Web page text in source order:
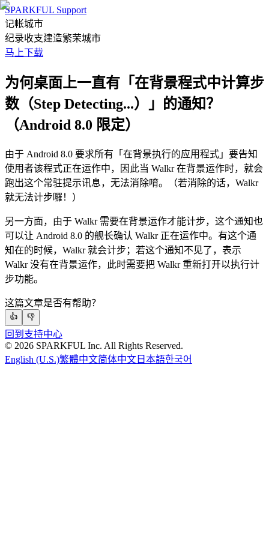
SPARKFUL Support
记帐城市
纪录收支建造繁荣城市
马上下载
为何桌面上一直有「在背景程式中计算步
数（Step Detecting...）」的通知？
（Android 8.0 限定）
由于 Android 8.0 要求所有「在背景执行的应用程式」要告知
使用者该程式正在运作中，因此当 Walkr 在背景运作时，就会
跑出这个常驻提示讯息，无法消除唷。（若消除的话，Walkr
就无法计步囉！）
另一方面，由于 Walkr 需要在背景运作才能计步，这个通知也
可以让 Android 8.0 的舰长确认 Walkr 正在运作中。有这个通
知在的时候，Walkr 就会计步；若这个通知不见了，表示
Walkr 没有在背景运作，此时需要把 Walkr 重新打开以执行计
步功能。
这篇文章是否有帮助？
👍 👎
回到支持中心
© 2026 SPARKFUL Inc. All Rights Reserved.
English (U.S.)繁體中文简体中文 日本語한국어